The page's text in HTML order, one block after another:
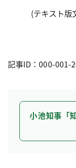
(テキスト版
記事ID：000-001-
小池知事「